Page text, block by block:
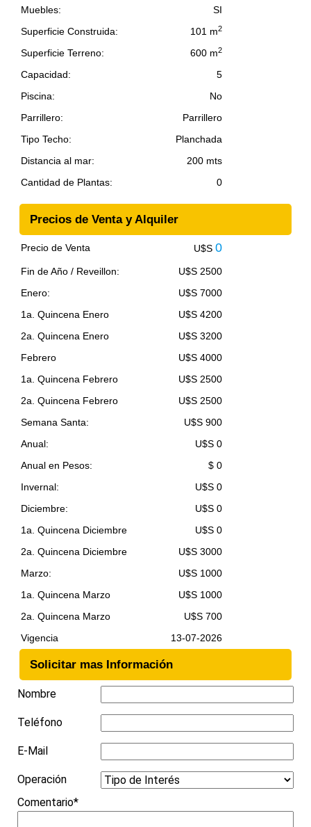
Muebles:
SI
Superficie Construida:
101 m2
Superficie Terreno: 600 m2
Capacidad:
5
Piscina:
No
Parrillero:
Parrillero
Tipo Techo:
Planchada
Distancia al mar:
200 mts
Cantidad de Plantas:
0
Precios de Venta y Alquiler
Precio de Venta U$S 0
Fin de Año / Reveillon:
U$S 2500
Enero:
U$S 7000
1a. Quincena Enero
U$S 4200
2a. Quincena Enero
U$S 3200
Febrero
U$S 4000
1a. Quincena Febrero
U$S 2500
2a. Quincena Febrero
U$S 2500
Semana Santa:
U$S 900
Anual:
U$S 0
Anual en Pesos:
$ 0
Invernal:
U$S 0
Diciembre:
U$S 0
1a. Quincena Diciembre
U$S 0
2a. Quincena Diciembre
U$S 3000
Marzo:
U$S 1000
1a. Quincena Marzo
U$S 1000
2a. Quincena Marzo
U$S 700
Vigencia
13-07-2026
Solicitar mas Información
Nombre
Teléfono
E-Mail
Operación
Comentario*